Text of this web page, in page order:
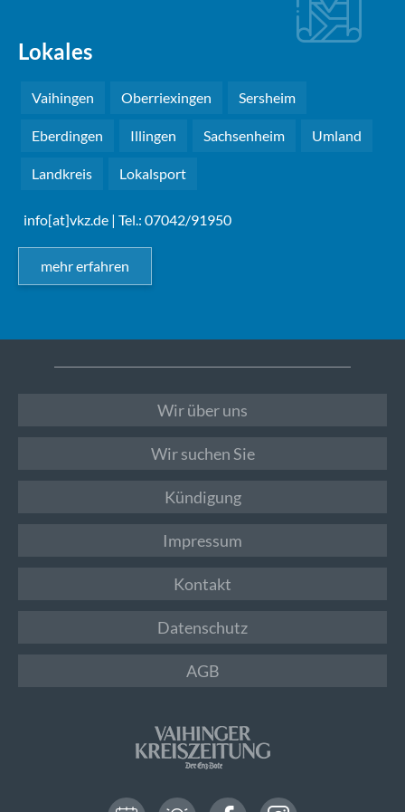
Lokales
Vaihingen Oberriexingen Sersheim
Eberdingen Illingen Sachsenheim Umland
Landkreis Lokalsport
info[at]vkz.de | Tel.: 07042/91950
mehr erfahren
Wir über uns
Wir suchen Sie
Kündigung
Impressum
Kontakt
Datenschutz
AGB